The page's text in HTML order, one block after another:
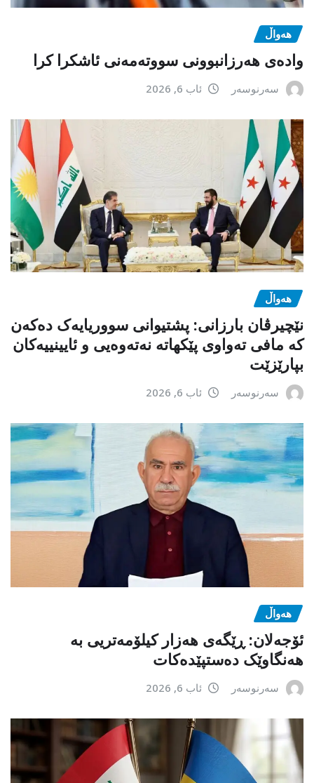
هەواڵ
وادەی هەرزانبوونی سووتەمەنی ئاشکرا کرا
سەرنوسەر ئاب 6, 2026
هەواڵ
نێچیرڤان بارزانی: پشتیوانی سووریایەک دەکەن
کە مافی تەواوی پێکهاتە نەتەوەیی و ئایینییەکان
بپارێزێت
سەرنوسەر ئاب 6, 2026
هەواڵ
ئۆجەلان: ڕێگەی هەزار کیلۆمەتریی بە
هەنگاوێک دەستپێدەکات
سەرنوسەر ئاب 6, 2026